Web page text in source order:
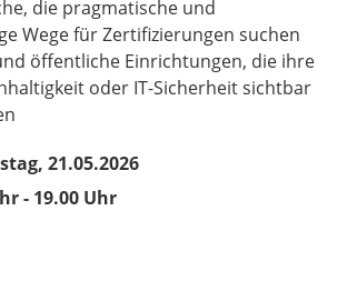
die pragmatische und
Wege für Zertifizierungen suchen
öffentliche Einrichtungen, die ihre
oder IT-Sicherheit sichtbar
21.05.2026
- 19.00 Uhr